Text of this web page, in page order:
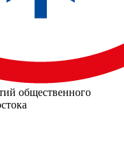
общественного